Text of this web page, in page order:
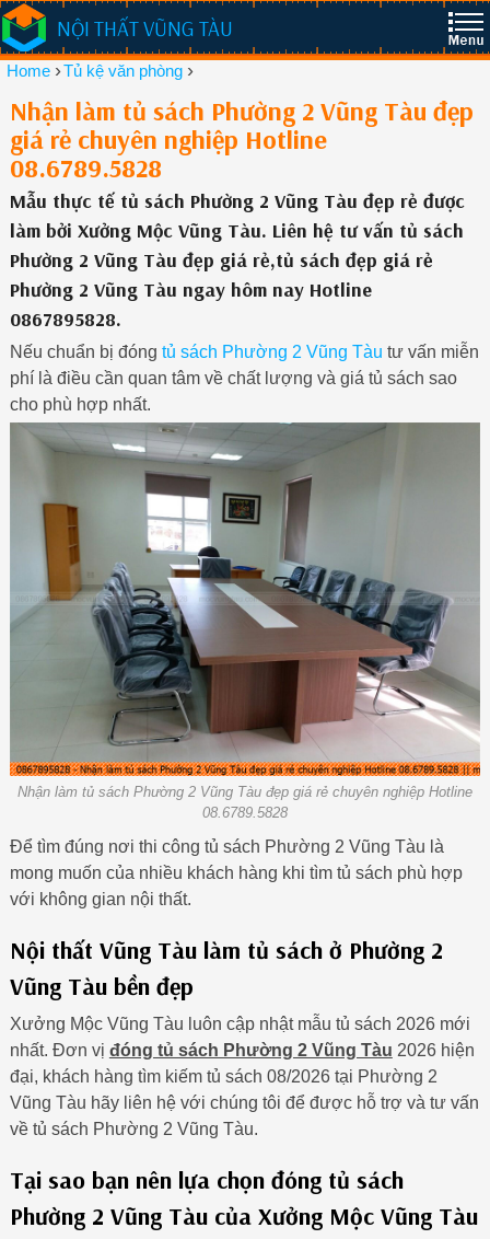
NỘI THẤT VŨNG TÀU
Home ›Tủ kệ văn phòng ›
Nhận làm tủ sách Phường 2 Vũng Tàu đẹp
giá rẻ chuyên nghiệp Hotline
08.6789.5828
Mẫu thực tế tủ sách Phường 2 Vũng Tàu đẹp rẻ được
làm bởi Xưởng Mộc Vũng Tàu. Liên hệ tư vấn tủ sách
Phường 2 Vũng Tàu đẹp giá rẻ,tủ sách đẹp giá rẻ
Phường 2 Vũng Tàu ngay hôm nay Hotline
0867895828.
Nếu chuẩn bị đóng tủ sách Phường 2 Vũng Tàu tư vấn miễn
phí là điều cần quan tâm về chất lượng và giá tủ sách sao
cho phù hợp nhất.
Nhận làm tủ sách Phường 2 Vũng Tàu đẹp giá rẻ chuyên nghiệp Hotline
08.6789.5828
Để tìm đúng nơi thi công tủ sách Phường 2 Vũng Tàu là
mong muốn của nhiều khách hàng khi tìm tủ sách phù hợp
với không gian nội thất.
Nội thất Vũng Tàu làm tủ sách ở Phường 2
Vũng Tàu bền đẹp
Xưởng Mộc Vũng Tàu luôn cập nhật mẫu tủ sách 2026 mới
nhất. Đơn vị đóng tủ sách Phường 2 Vũng Tàu 2026 hiện
đại, khách hàng tìm kiếm tủ sách 08/2026 tại Phường 2
Vũng Tàu hãy liên hệ với chúng tôi để được hỗ trợ và tư vấn
về tủ sách Phường 2 Vũng Tàu.
Tại sao bạn nên lựa chọn đóng tủ sách
Phường 2 Vũng Tàu của Xưởng Mộc Vũng Tàu